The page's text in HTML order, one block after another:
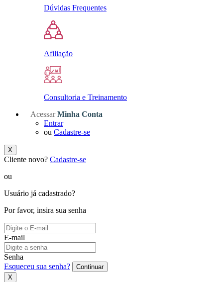
Dúvidas Frequentes
Afiliação
Consultoria e Treinamento
Acessar Minha Conta
Entrar
ou Cadastre-se
X
Cliente novo? Cadastre-se
ou
Usuário já cadastrado?
Por favor, insira sua senha
E-mail
Senha
Esqueceu sua senha?
Continuar
X